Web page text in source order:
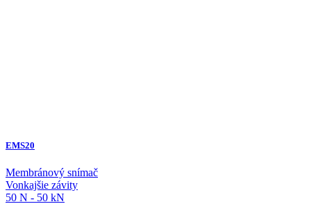
EMS20
Membránový snímač
Vonkajšie závity
50 N - 50 kN